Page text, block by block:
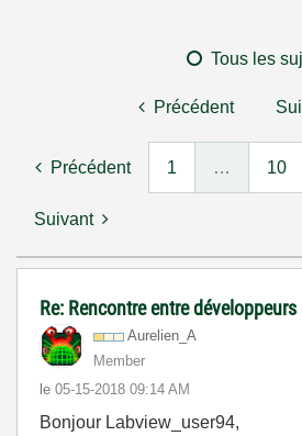
Tous les
Précédent
Précédent 1 … 10
Suivant
Re: Rencontre entre
Aurelien_A
Member
le ‎05-15-2018 09:14 AM
Bonjour Labview_user94,